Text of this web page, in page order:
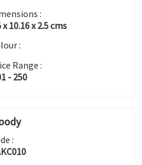
:
x 10.16 x 2.5 cms
:
Range :
- 250
: